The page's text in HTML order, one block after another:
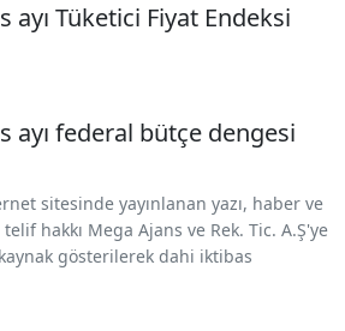
ayı Tüketici Fiyat Endeksi
ayı federal bütçe dengesi
sitesinde yayınlanan yazı, haber ve
hakkı Mega Ajans ve Rek. Tic. A.Ş'ye
gösterilerek dahi iktibas